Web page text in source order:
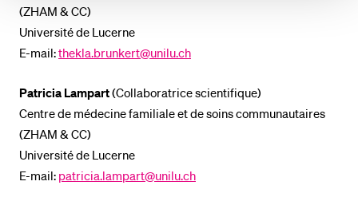
(ZHAM & CC)
Université de Lucerne
E-mail:thekla.brunkert@unilu.ch
Patricia Lampart(Collaboratrice scientifique)
Centre de médecine familiale et de soins communautaires
(ZHAM & CC)
Université de Lucerne
E-mail: patricia.lampart@unilu.ch